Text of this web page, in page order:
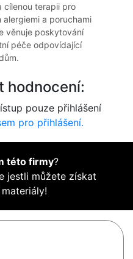
cílenou terapii pro
a poruchami
věnuje poskytování
péče odpovídající
hodnocení:
pouze přihlášení
pro přihlášení.
této firmy?
jestli můžete získat